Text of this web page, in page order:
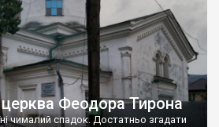
Феодора Тирона
чималий спадок. Достатньо згадати